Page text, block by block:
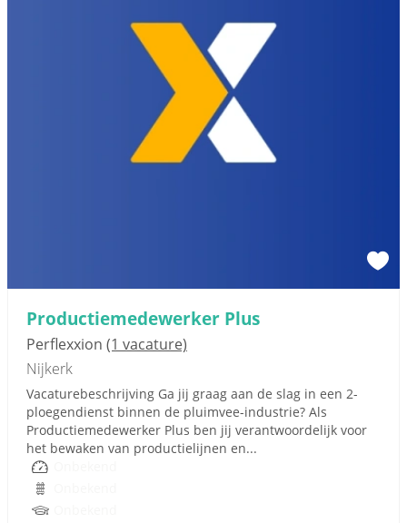
Productiemedewerker Plus
Perflexxion (1 vacature)
Nijkerk
Vacaturebeschrijving Ga jij graag aan de slag in een 2-
ploegendienst binnen de pluimvee-industrie? Als
Productiemedewerker Plus ben jij verantwoordelijk voor
het bewaken van productielijnen en...